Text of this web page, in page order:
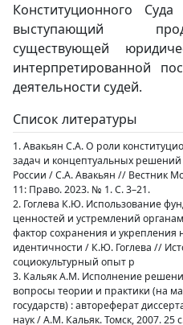
Конституционного
выступающий
существующей
интерпретированной
деятельности судей.
Список литературы
1. Авакьян С.А. О роли
задач и концептуальных решений
России / С.А. Авакьян // Вестник
11: Право. 2023. № 1. С. 3–21.
2. Гоглева К.Ю. Использование
ценностей и устремлений
фактор сохранения и
идентичности / К.Ю. Гоглева //
социокультурный опыт р
3. Кальяк А.М. Исполнение
вопросы теории и практики (на
государств) : автореферат
наук / А.М. Кальяк. Томск, 2007. 25